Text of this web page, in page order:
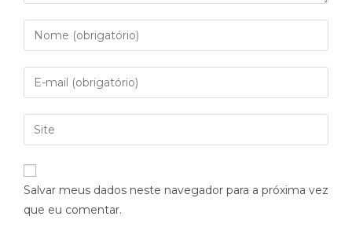
Salvar meus dados neste navegador para a próxima vez
que eu comentar.